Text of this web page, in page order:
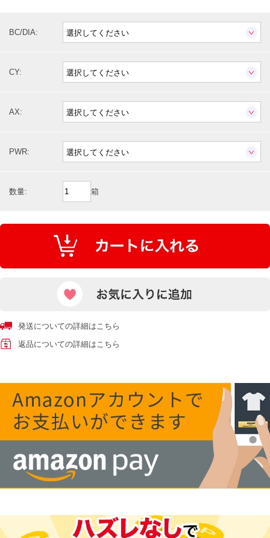
BC/DIA:
CY:
AX:
PWR:
数量: 箱
発送についての詳細はこちら
返品についての詳細はこちら